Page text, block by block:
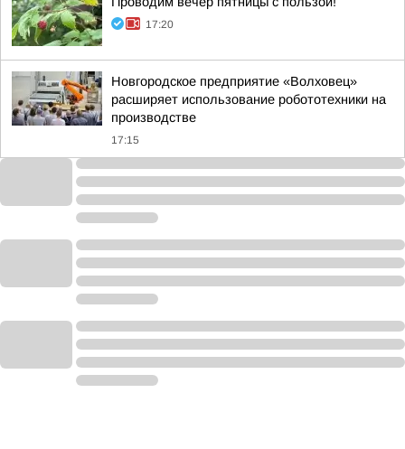
17:20
Новгородское предприятие «Волховец»
расширяет использование робототехники на
производстве
17:15